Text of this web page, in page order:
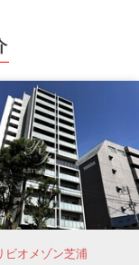
ビオメゾン芝浦